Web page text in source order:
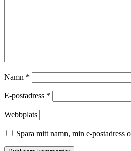
Namn *
E-postadress *
Webbplats
Spara mitt namn, min e-postadress